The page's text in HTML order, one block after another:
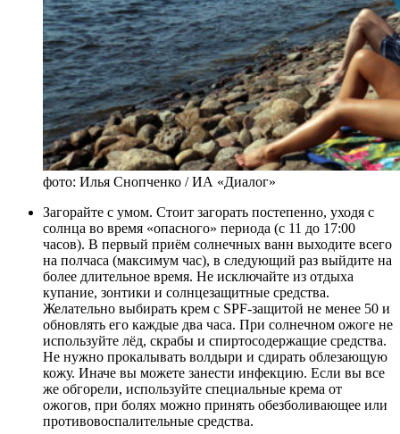
фото: Илья Снопченко / ИА «Диалог»
Загорайте с умом. Стоит загорать постепенно, уходя с
солнца во время «опасного» периода (с 11 до 17:00
часов). В первый приём солнечных ванн выходите всего
на полчаса (максимум час), в следующий раз выйдите на
более длительное время. Не исключайте из отдыха
купание, зонтики и солнцезащитные средства.
Желательно выбирать крем с SPF-защитой не менее 50 и
обновлять его каждые два часа. При солнечном ожоге не
используйте лёд, скрабы и спиртосодержащие средства.
Не нужно прокалывать волдыри и сдирать облезающую
кожу. Иначе вы можете занести инфекцию. Если вы все
же обгорели, используйте специальные крема от
ожогов, при болях можно принять обезболивающее или
противовоспалительные средства.